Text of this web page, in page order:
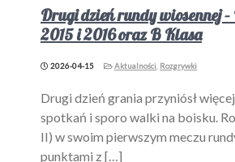
Drugi dzień rundy wiosennej –
2015 i 2016 oraz B Klasa
2026-04-15 Aktualności Rozgrywki
Drugi dzień grania przyniósł
spotkań i sporo walki na boisku.
II) w swoim pierwszym meczu
punktami z […]